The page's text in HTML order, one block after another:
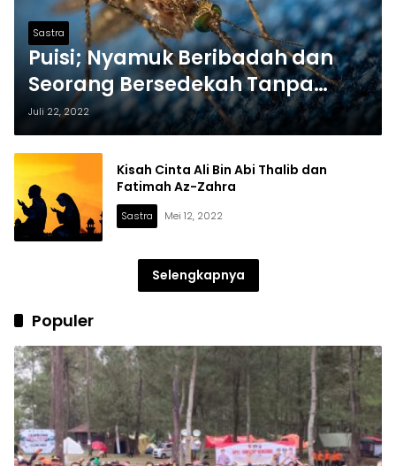
Sastra
Puisi; Nyamuk Beribadah dan
Seorang Bersedekah Tanpa
Pamrih
Juli 22, 2022
Kisah Cinta Ali Bin Abi Thalib dan
Fatimah Az-Zahra
Sastra Mei 12, 2022
Selengkapnya
Populer